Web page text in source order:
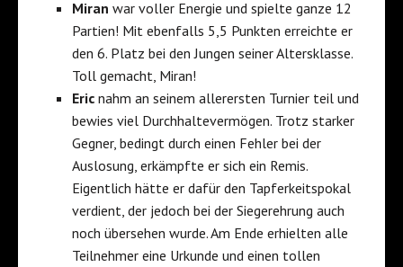
Miran war voller Energie und spielte ganze 12
Partien! Mit ebenfalls 5,5 Punkten erreichte er
den 6. Platz bei den Jungen seiner Altersklasse.
Toll gemacht, Miran!
Eric nahm an seinem allerersten Turnier teil und
bewies viel Durchhaltevermögen. Trotz starker
Gegner, bedingt durch einen Fehler bei der
Auslosung, erkämpfte er sich ein Remis.
Eigentlich hätte er dafür den Tapferkeitspokal
verdient, der jedoch bei der Siegerehrung auch
noch übersehen wurde. Am Ende erhielten alle
Teilnehmer eine Urkunde und einen tollen